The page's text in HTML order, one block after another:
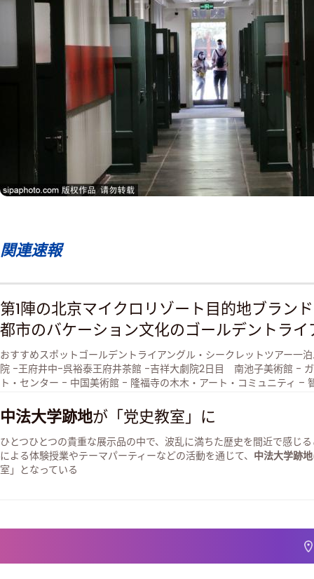
関連速報
第1陣の北京マイクロリゾート目的地ブラン
都市のバケーション文化のゴールデントライ
おすすめスポットゴールデントライアングル・シークレットツアー一
院 -王府井中-呉裕泰王府井茶館 -吉祥大劇院2日目 南池子美術館 - ガ
ト・センター - 中国美術館 - 隆福寺の木木・アート・コミュニティ –
「当然有劇」 劇場2日目 商務出版社、涵芬楼書店、紫金城市書院、三
店、隆福寺更読書店3日目北京大学紅棟、中法大学跡地
居）、中山公園所要時間：2～3日 交通：地下鉄
中法大学跡地が「党史教室」に
ひとつひとつの貴重な展示品の中で、波乱に満ちた歴史を間近で感じ
による体験授業やテーマパーティーなどの活動を通じて、 中法大学跡地
室」となっている